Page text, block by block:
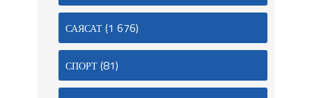
САЯСАТ(1 676)
СПОРТ(81)